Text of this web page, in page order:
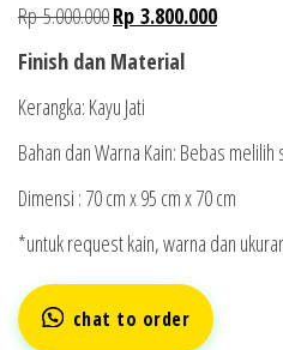
Rp5.000.000Rp 3.800.000
Finish dan Material
Kerangka: Kayu Jati
Bahan dan Warna Kain: Bebas
Dimensi : 70 cm x 95 cm x 70 cm
*untuk request kain, warna dan
chat to order